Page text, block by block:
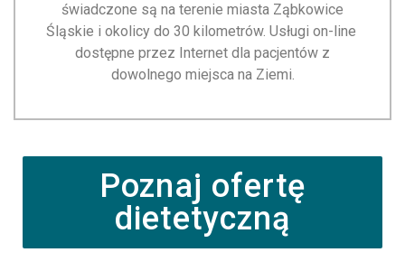
świadczone są na terenie miasta Ząbkowice
Śląskie i okolicy do 30 kilometrów. Usługi on-line
dostępne przez Internet dla pacjentów z
dowolnego miejsca na Ziemi.
Poznaj ofertę
dietetyczną